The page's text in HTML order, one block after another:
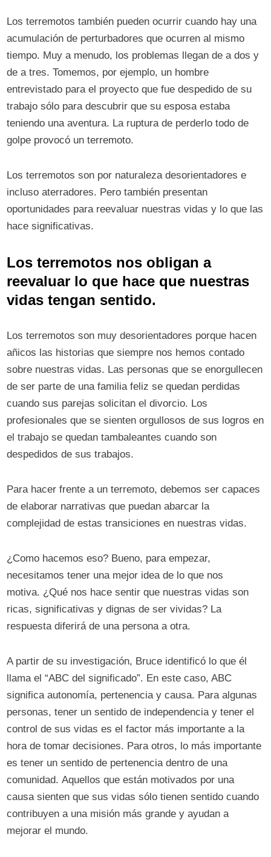
Los terremotos también pueden ocurrir cuando hay una
acumulación de perturbadores que ocurren al mismo
tiempo. Muy a menudo, los problemas llegan de a dos y
de a tres. Tomemos, por ejemplo, un hombre
entrevistado para el proyecto que fue despedido de su
trabajo sólo para descubrir que su esposa estaba
teniendo una aventura. La ruptura de perderlo todo de
golpe provocó un terremoto.
Los terremotos son por naturaleza desorientadores e
incluso aterradores. Pero también presentan
oportunidades para reevaluar nuestras vidas y lo que las
hace significativas.
Los terremotos nos obligan a
reevaluar lo que hace que nuestras
vidas tengan sentido.
Los terremotos son muy desorientadores porque hacen
añicos las historias que siempre nos hemos contado
sobre nuestras vidas. Las personas que se enorgullecen
de ser parte de una familia feliz se quedan perdidas
cuando sus parejas solicitan el divorcio. Los
profesionales que se sienten orgullosos de sus logros en
el trabajo se quedan tambaleantes cuando son
despedidos de sus trabajos.
Para hacer frente a un terremoto, debemos ser capaces
de elaborar narrativas que puedan abarcar la
complejidad de estas transiciones en nuestras vidas.
¿Como hacemos eso? Bueno, para empezar,
necesitamos tener una mejor idea de lo que nos
motiva. ¿Qué nos hace sentir que nuestras vidas son
ricas, significativas y dignas de ser vividas? La
respuesta diferirá de una persona a otra.
A partir de su investigación, Bruce identificó lo que él
llama el “ABC del significado”. En este caso, ABC
significa autonomía, pertenencia y causa. Para algunas
personas, tener un sentido de independencia y tener el
control de sus vidas es el factor más importante a la
hora de tomar decisiones. Para otros, lo más importante
es tener un sentido de pertenencia dentro de una
comunidad. Aquellos que están motivados por una
causa sienten que sus vidas sólo tienen sentido cuando
contribuyen a una misión más grande y ayudan a
mejorar el mundo.